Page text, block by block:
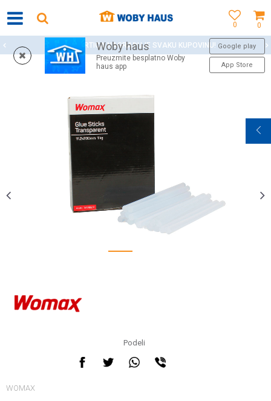
0
0
Woby haus
Preuzmite besplatno Woby
haus app
Google play
App Store
WOBY KARTICA NAGRAĐUJE SVAKU KUPOVINU!
1
Podeli
WOMAX